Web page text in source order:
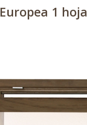
Europea 1 hoja